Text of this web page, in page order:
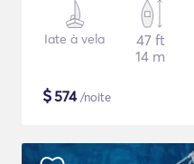
Iate à vela
47 ft
14 m
$574/noite